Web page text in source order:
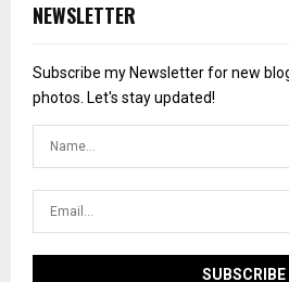
NEWSLETTER
Subscribe my Newsletter for new
photos. Let's stay updated!